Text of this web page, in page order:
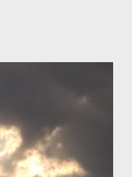
Yeni kitap
sağolsun, satın
nitelikli teknik